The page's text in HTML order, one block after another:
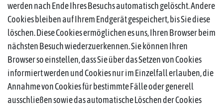
werden nach Ende Ihres Besuchs automatisch gelöscht. Andere
Cookies bleiben auf Ihrem Endgerät gespeichert, bis Sie diese
löschen. Diese Cookies ermöglichen es uns, Ihren Browser beim
nächsten Besuch wiederzuerkennen. Sie können Ihren
Browser so einstellen, dass Sie über das Setzen von Cookies
informiert werden und Cookies nur im Einzelfall erlauben, die
Annahme von Cookies für bestimmte Fälle oder generell
ausschließen sowie das automatische Löschen der Cookies